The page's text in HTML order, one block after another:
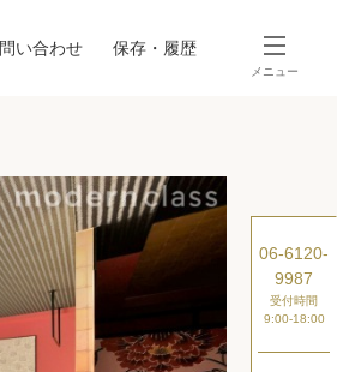
問い合わせ 保存・履歴
メニュー
駅・路線から探す
06-6120-
9987
受付時間
9:00-18:00